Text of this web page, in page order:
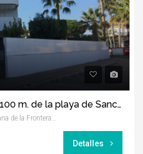
Bonito apartamento a 100 m. de la playa de Sancti Petri
Av. de Babor, Sancti Petri - Chiclana de la Frontera, Cádiz
Detalles